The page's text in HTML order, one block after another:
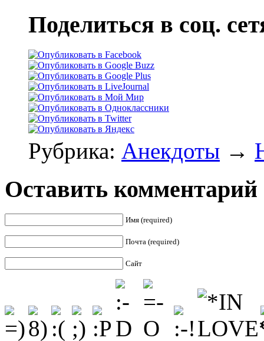
Поделиться в соц.
Рубрика: Анекдоты →
Оставить комментарий
Имя (required)
Почта (required)
Сайт